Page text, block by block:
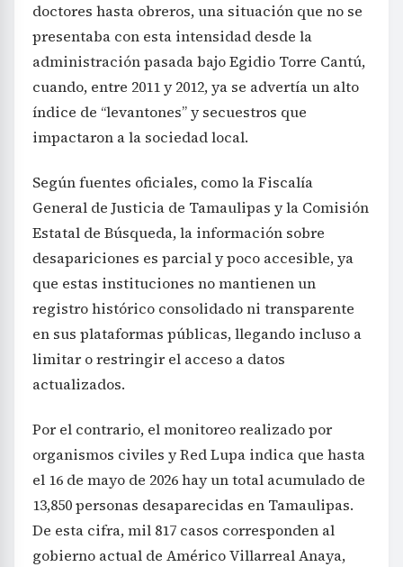
doctores hasta obreros, una situación que no se
presentaba con esta intensidad desde la
administración pasada bajo Egidio Torre Cantú,
cuando, entre 2011 y 2012, ya se advertía un alto
índice de “levantones” y secuestros que
impactaron a la sociedad local.
Según fuentes oficiales, como la Fiscalía
General de Justicia de Tamaulipas y la Comisión
Estatal de Búsqueda, la información sobre
desapariciones es parcial y poco accesible, ya
que estas instituciones no mantienen un
registro histórico consolidado ni transparente
en sus plataformas públicas, llegando incluso a
limitar o restringir el acceso a datos
actualizados.
Por el contrario, el monitoreo realizado por
organismos civiles y Red Lupa indica que hasta
el 16 de mayo de 2026 hay un total acumulado de
13,850 personas desaparecidas en Tamaulipas.
De esta cifra, mil 817 casos corresponden al
gobierno actual de Américo Villarreal Anaya,